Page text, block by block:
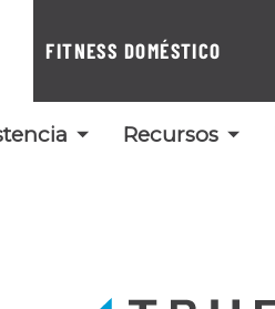
FITNESS DOMÉSTICO
Recursos